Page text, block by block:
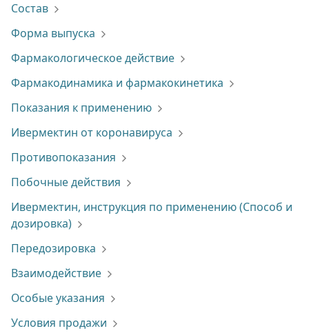
Состав
Форма выпуска
Фармакологическое действие
Фармакодинамика и фармакокинетика
Показания к применению
Ивермектин от коронавируса
Противопоказания
Побочные действия
Ивермектин, инструкция по применению (Способ и
дозировка)
Передозировка
Взаимодействие
Особые указания
Условия продажи